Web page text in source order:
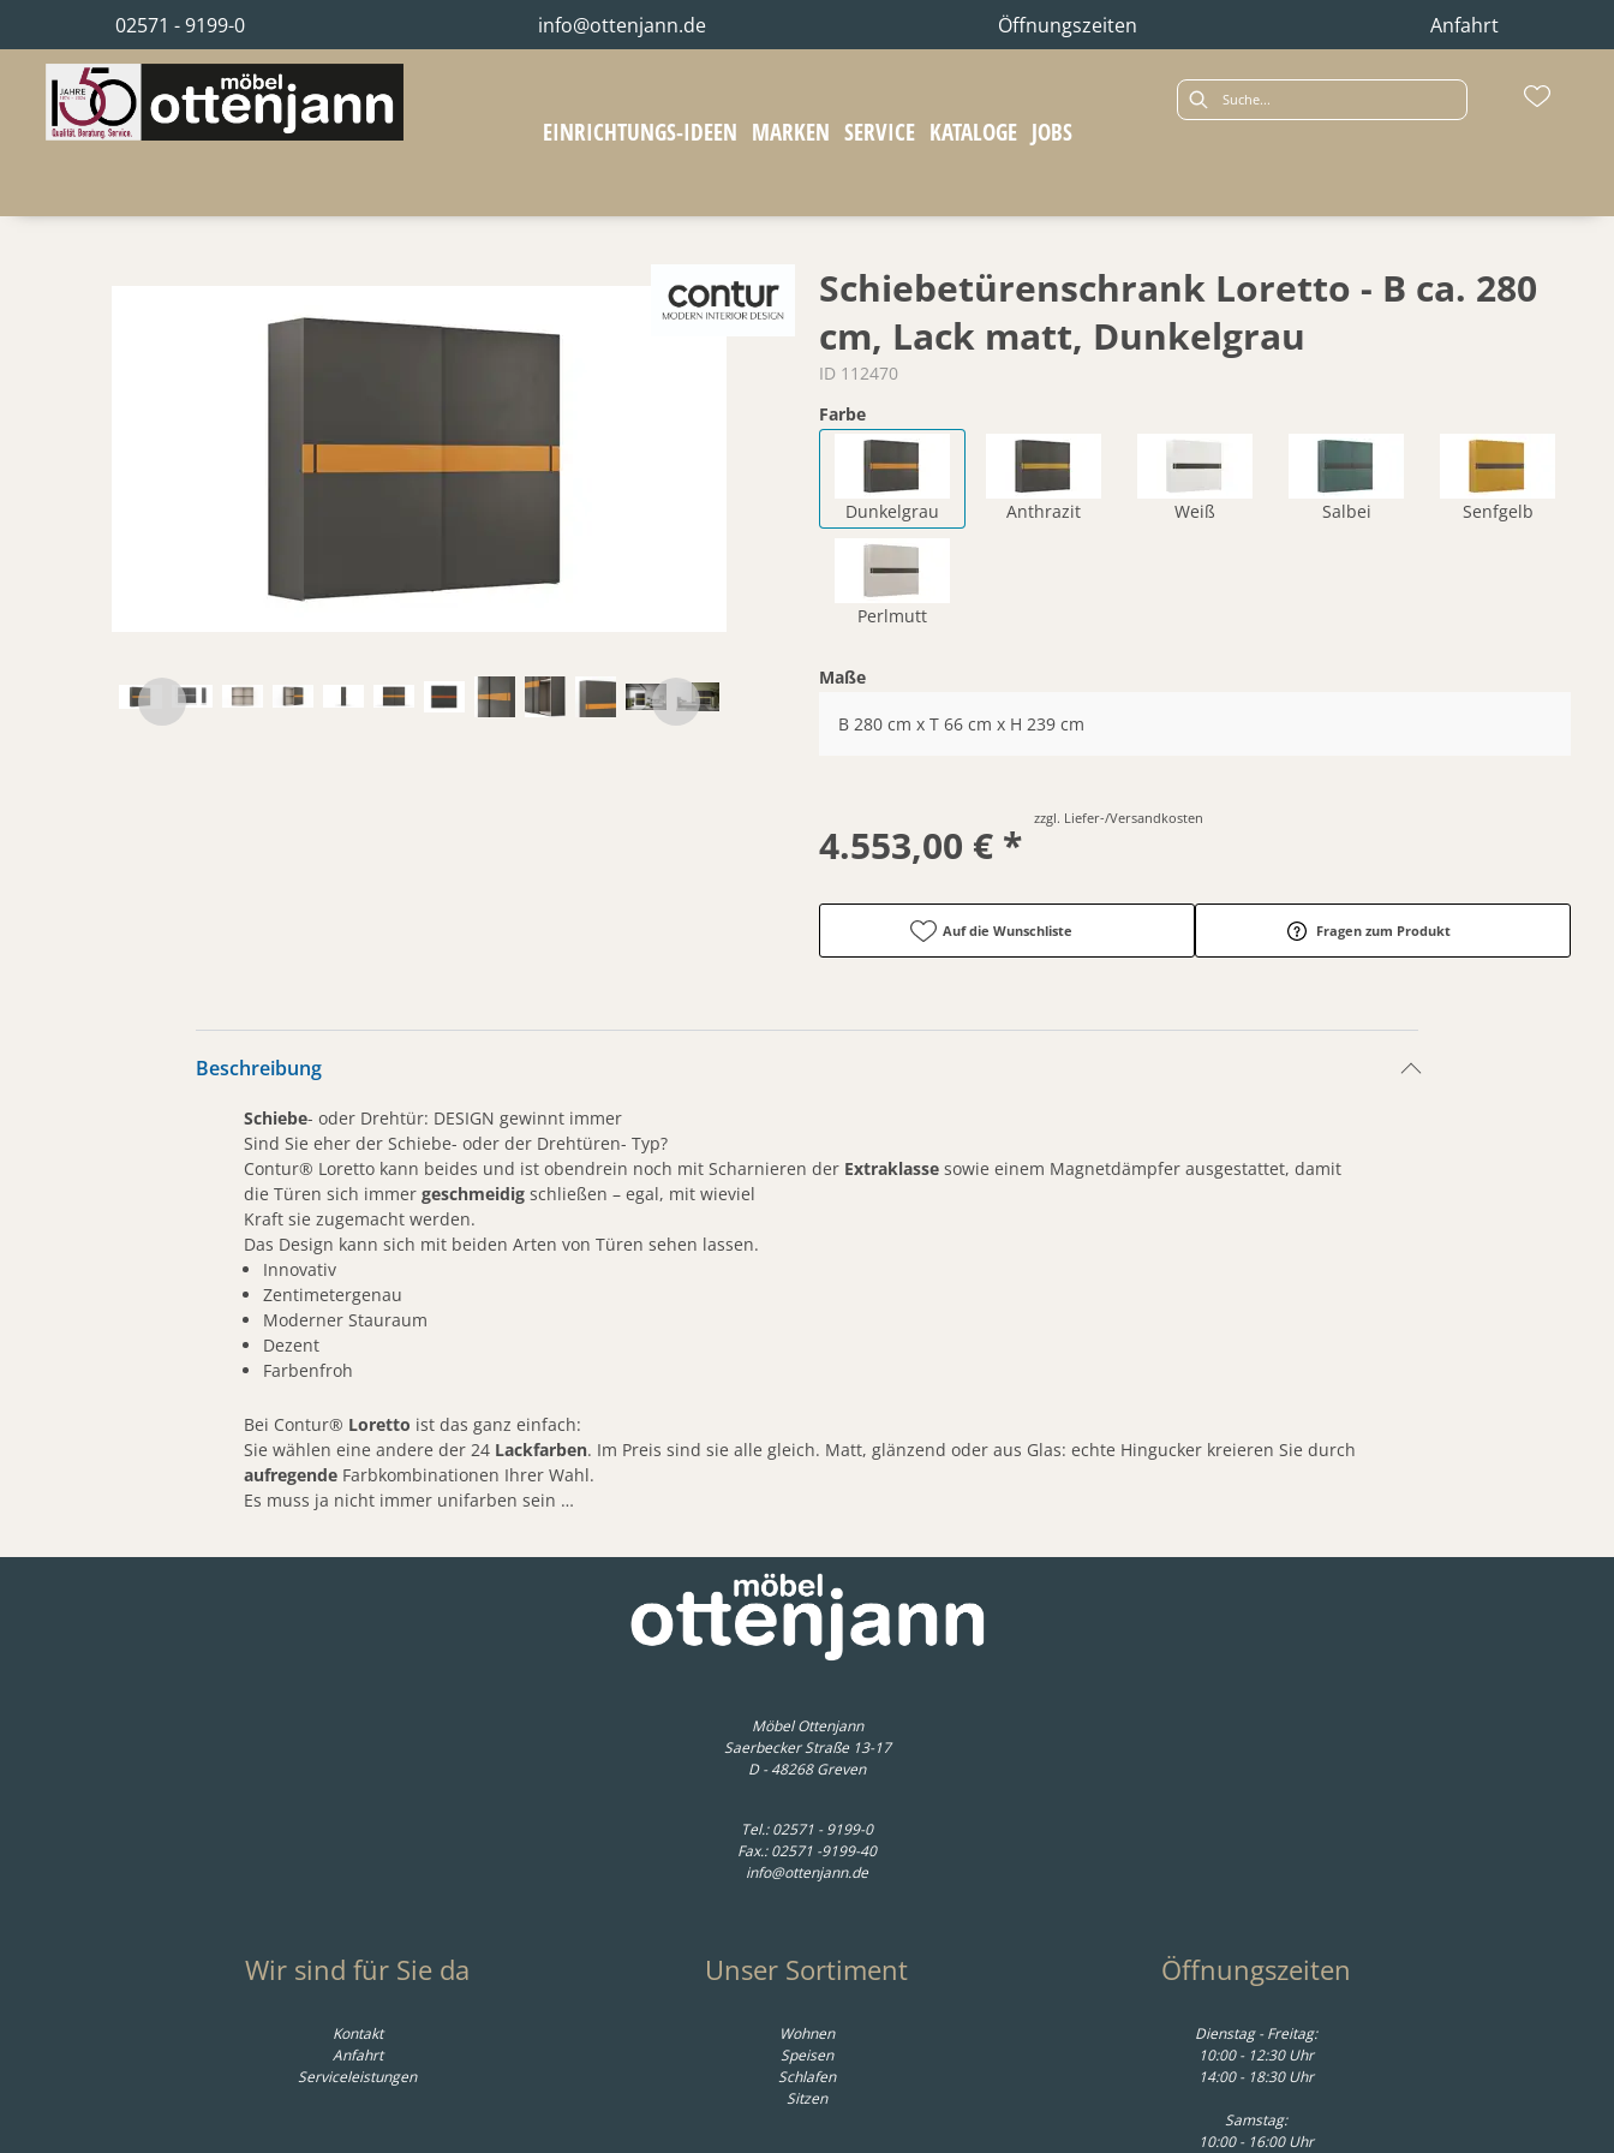
02571 - 9199-0 info@ottenjann.de Öffnungszeiten Anfahrt
EINRICHTUNGS-IDEEN MARKEN SERVICE KATALOGE JOBS
Schiebetürenschrank Loretto - B ca. 280
cm, Lack matt, Dunkelgrau
ID 112470
Farbe
Dunkelgrau Anthrazit Weiß Salbei Senfgelb
Perlmutt
Maße
B 280 cm x T 66 cm x H 239 cm
4.553,00 € *
zzgl. Liefer-/Versandkosten
Auf die Wunschliste Fragen zum Produkt
Beschreibung
Schiebe- oder Drehtür: DESIGN gewinnt immer
Sind Sie eher der Schiebe- oder der Drehtüren- Typ?
Contur® Loretto kann beides und ist obendrein noch mit Scharnieren der Extraklassesowie einem Magnetdämpfer ausgestattet, damit
die Türen sich immergeschmeidigschließen – egal, mit wieviel
Kraft sie zugemacht werden.
Das Design kann sich mit beiden Arten von Türen sehen lassen.
Innovativ
Zentimetergenau
Moderner Stauraum
Dezent
Farbenfroh
Bei Contur® Loretto ist das ganz einfach:
Sie wählen eine andere der 24 Lackfarben. Im Preis sind sie alle gleich. Matt, glänzend oder aus Glas: echte Hingucker kreieren Sie durch
aufregende Farbkombinationen Ihrer Wahl.
Es muss ja nicht immer unifarben sein …
Möbel Ottenjann
Saerbecker Straße 13-17
D - 48268 Greven
Tel.:02571 - 9199-0
Fax.: 02571 -9199-40
info@ottenjann.de
Wir sind für Sie da
Kontakt
Anfahrt
Serviceleistungen
Unser Sortiment
Wohnen
Speisen
Schlafen
Sitzen
Öffnungszeiten
Dienstag - Freitag:
10:00 - 12:30 Uhr
14:00 - 18:30 Uhr
Samstag:
10:00 - 16:00 Uhr